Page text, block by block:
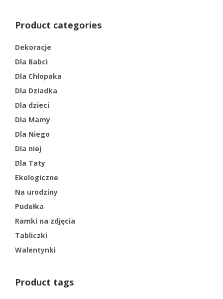
Product categories
Dekoracje
Dla Babci
Dla Chłopaka
Dla Dziadka
Dla dzieci
Dla Mamy
Dla Niego
Dla niej
Dla Taty
Ekologiczne
Na urodziny
Pudełka
Ramki na zdjęcia
Tabliczki
Walentynki
Product tags